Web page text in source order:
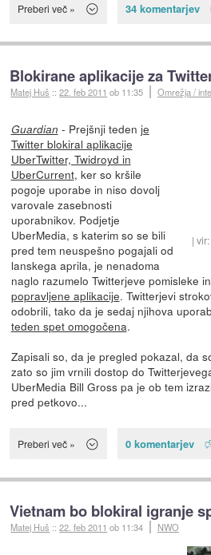
Preberi več » 34 komentarjev
Blokirane aplikacije za
Matej Huš ::22. feb 2011 ob 11:35 Omrežja /
vir:
Guardian - Prejšnji teden je
Twitter blokiral aplikacije
UberTwitter, Twidroyd in
UberCurrent, ker so kršile
pogoje uporabe in niso dovolj
varovale zasebnosti
uporabnikov. Podjetje
UberMedia, s katerim so se bili
pred tem neuspešno pogajali od
lanskega aprila, je nenadoma
naglo razumelo Twitterjeve pomisleke
popravljene aplikacije. Twitterjevi
odobrili, tako da je sedaj njihova
teden spet omogočena.
Zapisali so, da je pregled pokazal, da
zato so jim vrnili dostop do
UberMedia Bill Gross pa je ob tem
pred petkovo...
Preberi več » 0 komentarjev
Vietnam bo blokiral igranje
Matej Huš ::22. feb 2011 ob 11:34 NWO